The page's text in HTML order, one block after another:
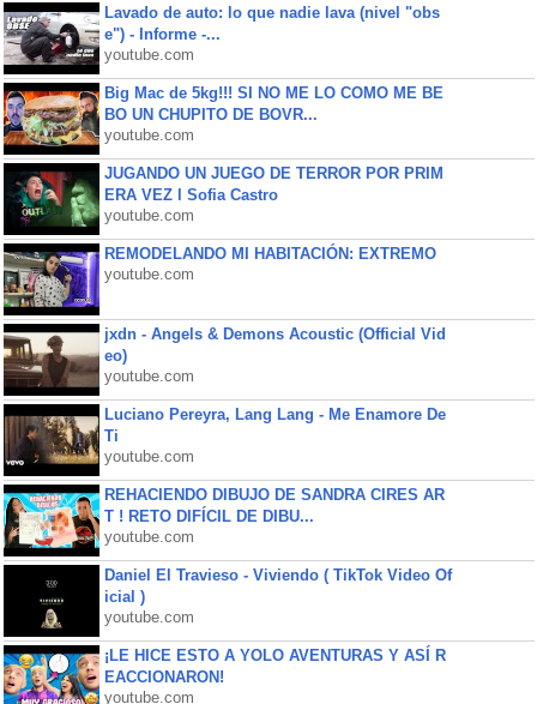
Lavado de auto: lo que nadie lava (nivel "obs
e") - Informe -...
youtube.com
Big Mac de 5kg!!! SI NO ME LO COMO ME BE
BO UN CHUPITO DE BOVR...
youtube.com
JUGANDO UN JUEGO DE TERROR POR PRIM
ERA VEZ l Sofia Castro
youtube.com
REMODELANDO MI HABITACIÓN: EXTREMO
youtube.com
jxdn - Angels & Demons Acoustic (Official Vid
eo)
youtube.com
Luciano Pereyra, Lang Lang - Me Enamore De
Ti
youtube.com
REHACIENDO DIBUJO DE SANDRA CIRES AR
T ! RETO DIFÍCIL DE DIBU...
youtube.com
Daniel El Travieso - Viviendo ( TikTok Video Of
icial )
youtube.com
¡LE HICE ESTO A YOLO AVENTURAS Y ASÍ R
EACCIONARON!
youtube.com